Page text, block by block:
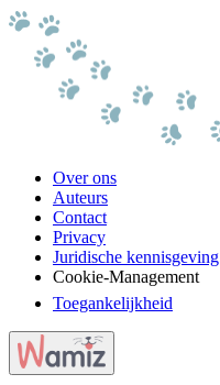
Over ons
Auteurs
Contact
Privacy
Juridische kennisgeving
Cookie-Management
Toegankelijkheid